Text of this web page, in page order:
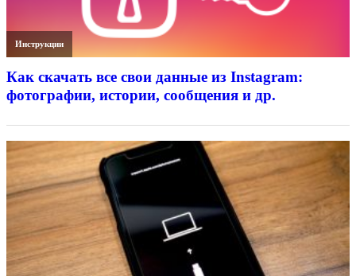
Инструкции
Как скачать все свои данные из Instagram:
фотографии, истории, сообщения и др.